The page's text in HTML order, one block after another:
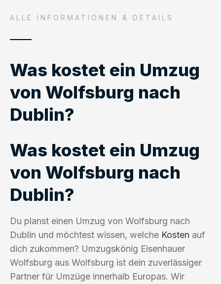
ALLE INFORMATIONEN & DETAILS
Was kostet ein Umzug
von Wolfsburg nach
Dublin?
Was kostet ein Umzug
von Wolfsburg nach
Dublin?
Du planst einen Umzug von Wolfsburg nach
Dublin und möchtest wissen, welche Kosten auf
dich zukommen? Umzugskönig Eisenhauer
Wolfsburg aus Wolfsburg ist dein zuverlässiger
Partner für Umzüge innerhalb Europas. Wir